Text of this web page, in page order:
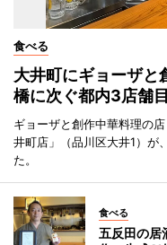
食べる
大井町にギョーザ
橋に次ぐ都内3店舗目
ギョーザと創作中華料理の
井町店」（品川区大井1）が
た。
食べる
五反田の居